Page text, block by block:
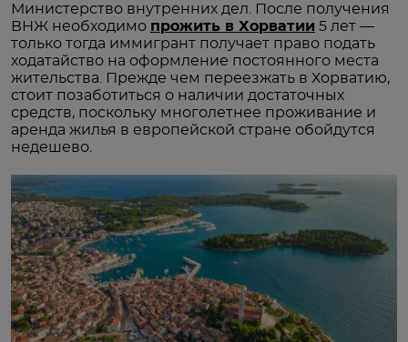
Министерство внутренних дел. После получения
ВНЖ необходимо прожить в Хорватии 5 лет —
только тогда иммигрант получает право подать
ходатайство на оформление постоянного места
жительства. Прежде чем переезжать в Хорватию,
стоит позаботиться о наличии достаточных
средств, поскольку многолетнее проживание и
аренда жилья в европейской стране обойдутся
недешево.